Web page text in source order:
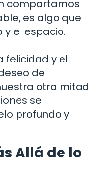
compartamos
es algo que
el espacio.
felicidad y el
de
otra mitad
se
profundo y
Allá de lo